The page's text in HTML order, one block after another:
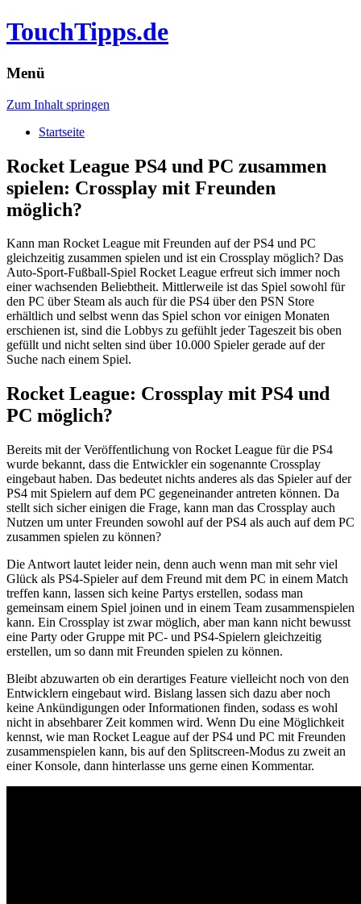
TouchTipps.de
Menü
Zum Inhalt springen
Startseite
Rocket League PS4 und PC zusammen
spielen: Crossplay mit Freunden
möglich?
Kann man Rocket League mit Freunden auf der PS4 und PC
gleichzeitig zusammen spielen und ist ein Crossplay möglich? Das
Auto-Sport-Fußball-Spiel Rocket League erfreut sich immer noch
einer wachsenden Beliebtheit. Mittlerweile ist das Spiel sowohl für
den PC über Steam als auch für die PS4 über den PSN Store
erhältlich und selbst wenn das Spiel schon vor einigen Monaten
erschienen ist, sind die Lobbys zu gefühlt jeder Tageszeit bis oben
gefüllt und nicht selten sind über 10.000 Spieler gerade auf der
Suche nach einem Spiel.
Rocket League: Crossplay mit PS4 und
PC möglich?
Bereits mit der Veröffentlichung von Rocket League für die PS4
wurde bekannt, dass die Entwickler ein sogenannte Crossplay
eingebaut haben. Das bedeutet nichts anderes als das Spieler auf der
PS4 mit Spielern auf dem PC gegeneinander antreten können. Da
stellt sich sicher einigen die Frage, kann man das Crossplay auch
Nutzen um unter Freunden sowohl auf der PS4 als auch auf dem PC
zusammen spielen zu können?
Die Antwort lautet leider nein, denn auch wenn man mit sehr viel
Glück als PS4-Spieler auf dem Freund mit dem PC in einem Match
treffen kann, lassen sich keine Partys erstellen, sodass man
gemeinsam einem Spiel joinen und in einem Team zusammenspielen
kann. Ein Crossplay ist zwar möglich, aber man kann nicht bewusst
eine Party oder Gruppe mit PC- und PS4-Spielern gleichzeitig
erstellen, um so dann mit Freunden spielen zu können.
Bleibt abzuwarten ob ein derartiges Feature vielleicht noch von den
Entwicklern eingebaut wird. Bislang lassen sich dazu aber noch
keine Ankündigungen oder Informationen finden, sodass es wohl
nicht in absehbarer Zeit kommen wird. Wenn Du eine Möglichkeit
kennst, wie man Rocket League auf der PS4 und PC mit Freunden
zusammenspielen kann, bis auf den Splitscreen-Modus zu zweit an
einer Konsole, dann hinterlasse uns gerne einen Kommentar.